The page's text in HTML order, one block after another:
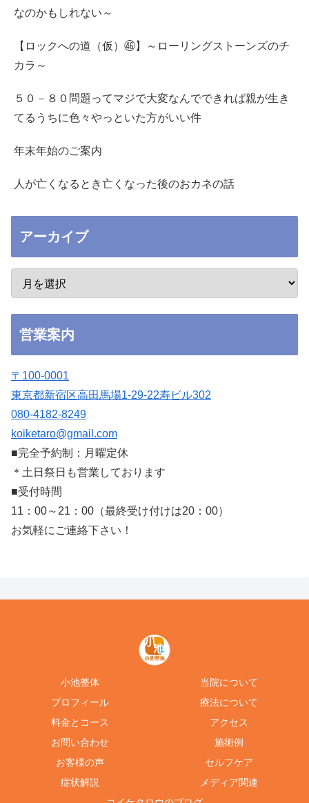
なのかもしれない～
【ロックへの道（仮）㊻】～ローリングストーンズのチ
カラ～
５０－８０問題ってマジで大変なんでできれば親が生き
てるうちに色々やっといた方がいい件
年末年始のご案内
人が亡くなるとき亡くなった後のおカネの話
アーカイブ
営業案内
〒100-0001
東京都新宿区高田馬場1-29-22寿ビル302
080-4182-8249
koiketaro@gmail.com
■完全予約制：月曜定休
＊土日祭日も営業しております
■受付時間
11：00～21：00（最終受け付けは20：00）
お気軽にご連絡下さい！
小池整体
当院について
プロフィール
療法について
料金とコース
アクセス
お問い合わせ
施術例
お客様の声
セルフケア
症状解説
メディア関連